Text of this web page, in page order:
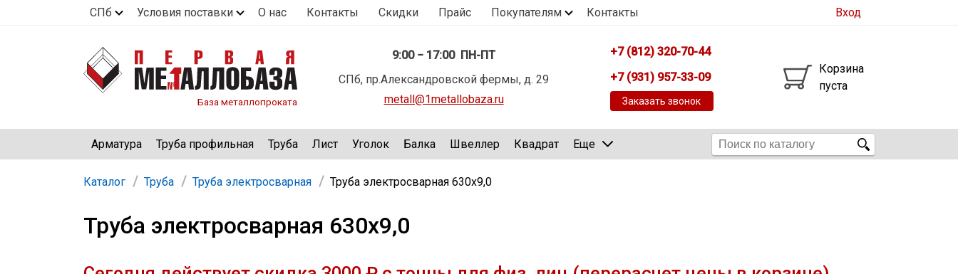
СПб Условия поставки О нас Контакты Скидки Прайс Покупателям Контакты Вход
База металлопроката
9:00 − 17:00 ПН-ПТ
СПб, пр.Александровской фермы, д. 29
metall@1metallobaza.ru
+7 (812) 320-70-44
+7 (931) 957-33-09
Заказать звонок
Корзина
пуста
Арматура Труба профильная Труба Лист Уголок Балка Швеллер Квадрат Еще
Каталог Труба Труба электросварная Труба электросварная 630х9,0
Труба электросварная 630х9,0